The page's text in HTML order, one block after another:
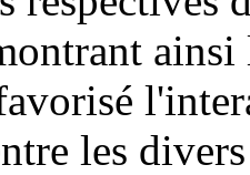
ainsi
les